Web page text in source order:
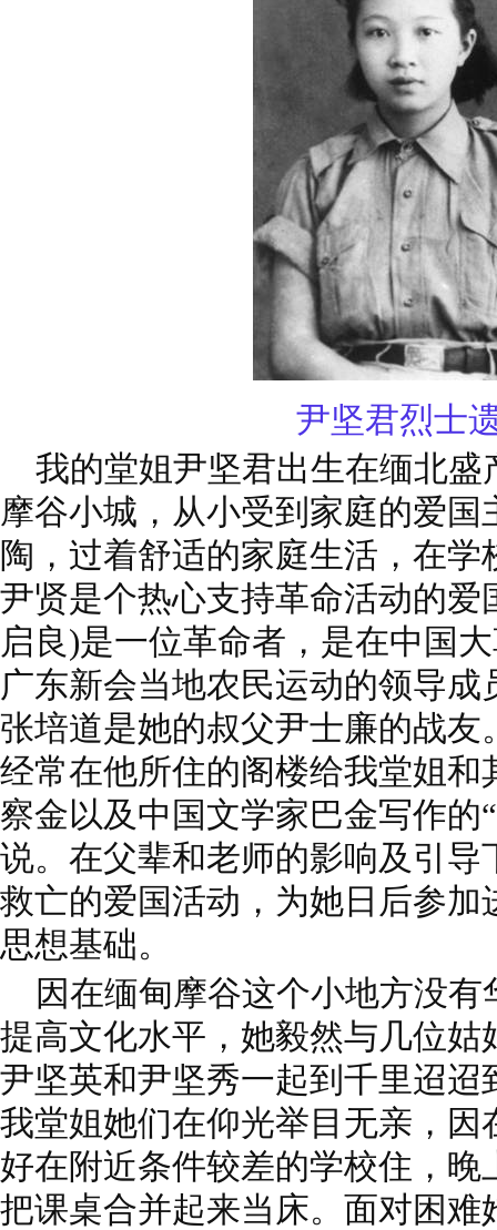
尹坚君烈士
我的堂姐尹坚君出生在缅北盛
摩谷小城，从小受到家庭的爱国
陶，过着舒适的家庭生活，在
尹贤是个热心支持革命活动的爱
启良)是一位革命者，是在中国
广东新会当地农民运动的领导
张培道是她的叔父尹士廉的战
经常在他所住的阁楼给我堂姐和
察金以及中国文学家巴金写作的
说。在父辈和老师的影响及引导
救亡的爱国活动，为她日后参加
思想基础。
因在缅甸摩谷这个小地方没有
提高文化水平，她毅然与几位姑
尹坚英和尹坚秀一起到千里迢迢
我堂姐她们在仰光举目无亲，因
好在附近条件较差的学校住，
把课桌合并起来当床。面对困难